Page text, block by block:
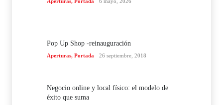
Pop Up Shop -reinauguración
Aperturas, Portada 26 septiembre, 2018
Negocio online y local físico: el modelo de
éxito que suma